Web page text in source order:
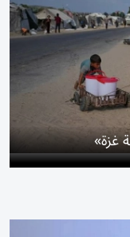
غزة»